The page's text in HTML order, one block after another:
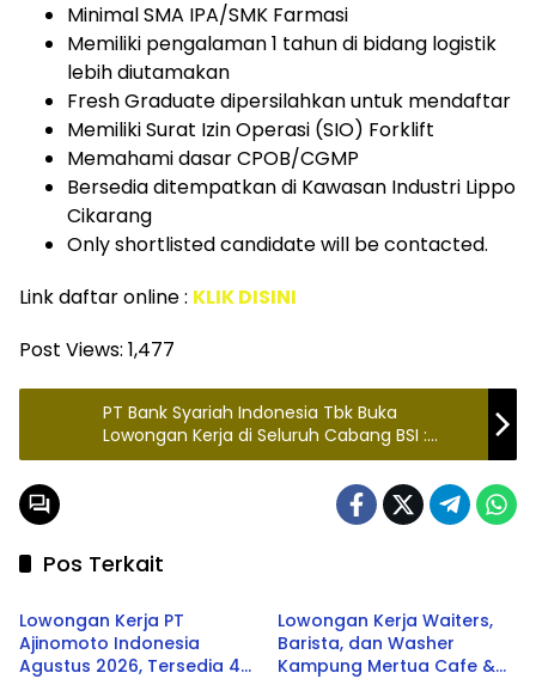
Minimal SMA IPA/SMK Farmasi
Memiliki pengalaman 1 tahun di bidang logistik
lebih diutamakan
Fresh Graduate dipersilahkan untuk mendaftar
Memiliki Surat Izin Operasi (SIO) Forklift
Memahami dasar CPOB/CGMP
Bersedia ditempatkan di Kawasan Industri Lippo
Cikarang
Only shortlisted candidate will be contacted.
Link daftar online : KLIK DISINI
Post Views: 1,477
PT Bank Syariah Indonesia Tbk Buka
Lowongan Kerja di Seluruh Cabang BSI :
Minimal SMA/SMK- D1-S1
Pos Terkait
SMA/SMK
Lowongan Kerja PT
Ajinomoto Indonesia
Agustus 2026, Tersedia 4
Lowongan Kerja Waiters,
Barista, dan Washer
Kampung Mertua Cafe &
SMA/SMK SMA/SMK